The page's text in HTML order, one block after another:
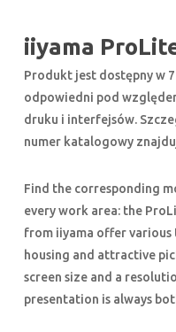
iiyama
Produkt jest dostępny w
odpowiedni pod
druku i interfejsów.
numer katalogowy
Find the corresponding
every work area: the
from iiyama offer
housing and attractive
screen size and a
presentation is always